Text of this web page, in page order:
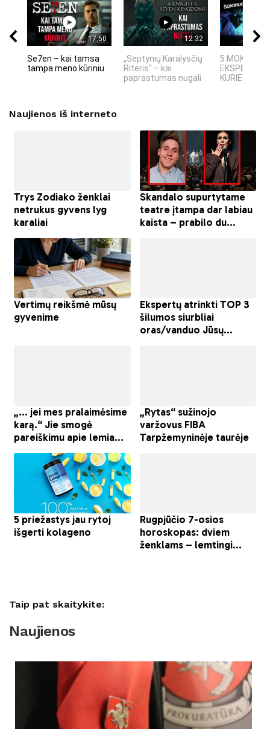
17:50
Se7en – kai tamsa
tampa meno kūriniu
12:32
„Septynių Karalysčių
Riteris" – kai
paprastumas nugali
5 MOKSLINIAI
KURIE
Naujienos iš interneto
Taip pat skaitykite:
Naujienos